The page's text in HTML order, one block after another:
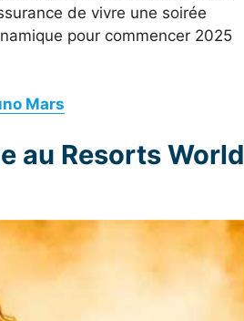
de vivre une soirée
pour commencer 2025
Mars
au Resorts World